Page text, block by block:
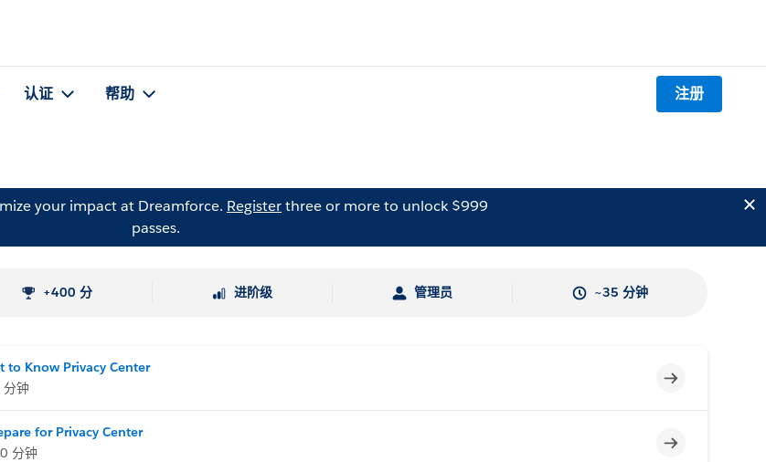
认证 帮助 注册
your impact at Dreamforce. Registerthree or more to unlock $999
passes.
+400 分 进阶级 管理员 ~35 分钟
to Know Privacy Center
钟
不完整
for Privacy Center
分钟
不完整